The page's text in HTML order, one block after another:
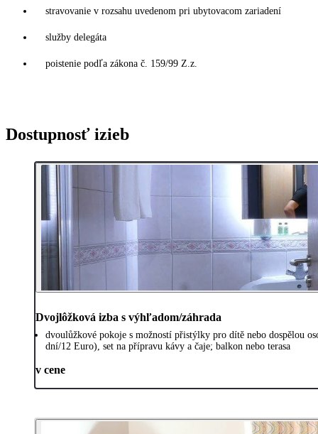
stravovanie v rozsahu uvedenom pri ubytovacom zariadení
služby delegáta
poistenie podľa zákona č. 159/99 Z.z.
Dostupnosť izieb
Dvojlôžková izba s výhľadom/záhrada
dvoulůžkové pokoje s možností přistýlky pro dítě nebo dospělou
dní/12 Euro), set na přípravu kávy a čaje; balkon nebo terasa
v cene